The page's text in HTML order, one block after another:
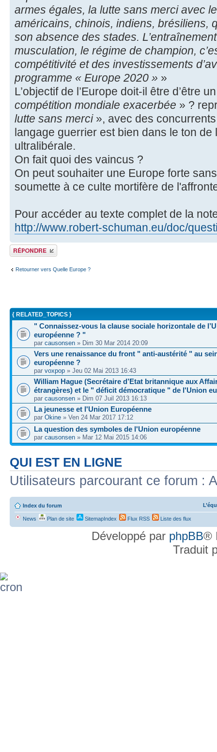
armes égales, la lutte sans merci avec
américains, chinois, indiens, brésiliens,
son absence des stades.
musculation, le régime de champion,
compétitivité et des investissements
programme « Europe 2020 » »
L’objectif de l’Europe doit-il être d’être
compétition mondiale exacerbée » ?
lutte sans merci», avec des
langage guerrier est bien dans le ton de
ultralibérale.
On fait quoi des vaincus ?
On peut souhaiter une Europe forte
soumette à ce culte mortifère de
Pour accéder au texte complet de la
http://www.robert-schuman.eu/doc/
Répondre
Retourner vers Quelle Europe ?
{ RELATED_TOPICS }
" Connaissez-vous la clause sociale horizontale de
européenne ? "
par causonsen » Dim 30 Mar 2014 20:09
Vers une renaissance du front " anti-austérité " au
européenne ?
par voxpop » Jeu 02 Mai 2013 16:43
William Hague (Secrétaire d’Etat britannique aux
étrangères) et le " déficit démocratique " de l'Union
par causonsen » Dim 07 Juil 2013 16:13
La jeunesse et l'Union Européenne
par Okine » Ven 24 Mar 2017 17:12
La question des symboles de l'Union européenne
par causonsen » Mar 12 Mai 2015 14:06
QUI EST EN LIGNE
Utilisateurs parcourant ce forum :
Index du forum
News Plan de site SitemapIndex Flux RSS Liste des flux
Développé par phpBB®
Traduit